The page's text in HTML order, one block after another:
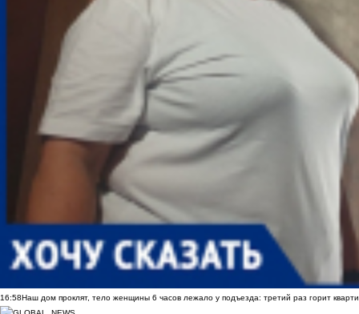
16:58Наш дом проклят, тело женщины 6 часов лежало у подъезда: третий раз горит